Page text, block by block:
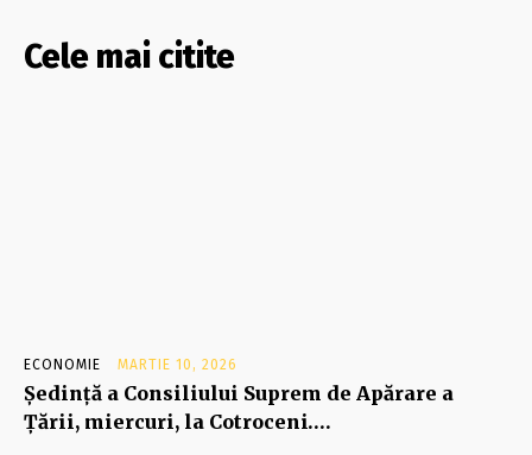
Cele mai citite
ECONOMIE MARTIE 10, 2026
Şedinţă a Consiliului Suprem de Apărare a
Ţării, miercuri, la Cotroceni….